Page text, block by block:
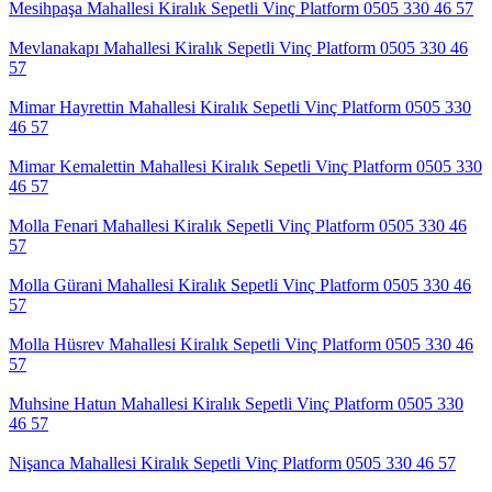
Mesihpaşa Mahallesi Kiralık Sepetli Vinç Platform 0505 330 46 57
Mevlanakapı Mahallesi Kiralık Sepetli Vinç Platform 0505 330 46
57
Mimar Hayrettin Mahallesi Kiralık Sepetli Vinç Platform 0505 330
46 57
Mimar Kemalettin Mahallesi Kiralık Sepetli Vinç Platform 0505 330
46 57
Molla Fenari Mahallesi Kiralık Sepetli Vinç Platform 0505 330 46
57
Molla Gürani Mahallesi Kiralık Sepetli Vinç Platform 0505 330 46
57
Molla Hüsrev Mahallesi Kiralık Sepetli Vinç Platform 0505 330 46
57
Muhsine Hatun Mahallesi Kiralık Sepetli Vinç Platform 0505 330
46 57
Nişanca Mahallesi Kiralık Sepetli Vinç Platform 0505 330 46 57